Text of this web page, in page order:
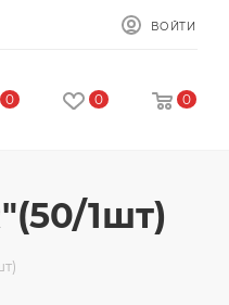
ВОЙТИ
0 0 0
1шт)